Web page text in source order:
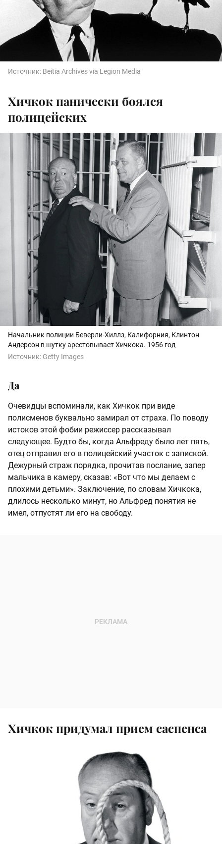
Источник: Beitia Archives via Legion Media
Хичкок панически боялся
полицейских
Начальник полиции Беверли-Хиллз, Калифорния, Клинтон
Андерсон в шутку арестовывает Хичкока. 1956 год
Источник: Getty Images
Да
Очевидцы вспоминали, как Хичкок при виде
полисменов буквально замирал от страха. По поводу
истоков этой фобии режиссер рассказывал
следующее. Будто бы, когда Альфреду было лет пять,
отец отправил его в полицейский участок с запиской.
Дежурный страж порядка, прочитав послание, запер
мальчика в камеру, сказав: «Вот что мы делаем с
плохими детьми». Заключение, по словам Хичкока,
длилось несколько минут, но Альфред понятия не
имел, отпустят ли его на свободу.
Хичкок придумал прием саспенса